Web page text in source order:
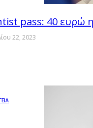
pass: 40 ευρώ
22, 2023